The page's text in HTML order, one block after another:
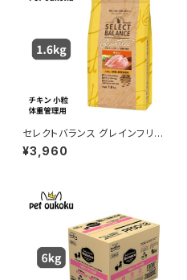
セレクトバランス グレインフリー
猫用 スリム チキン 1.6kg
¥3,960